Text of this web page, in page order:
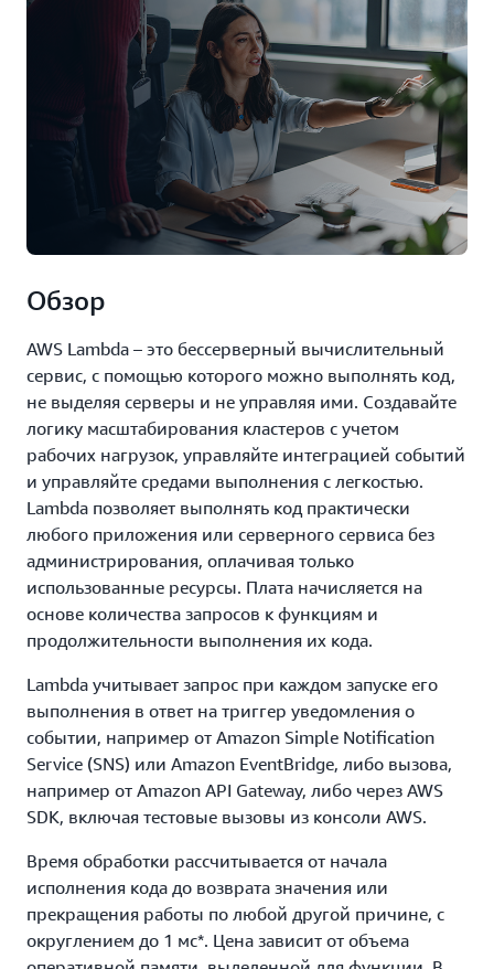
Обзор
AWS Lambda – это бессерверный вычислительный
сервис, с помощью которого можно выполнять код,
не выделяя серверы и не управляя ими. Создавайте
логику масштабирования кластеров с учетом
рабочих нагрузок, управляйте интеграцией событий
и управляйте средами выполнения с легкостью.
Lambda позволяет выполнять код практически
любого приложения или серверного сервиса без
администрирования, оплачивая только
использованные ресурсы. Плата начисляется на
основе количества запросов к функциям и
продолжительности выполнения их кода.
Lambda учитывает запрос при каждом запуске его
выполнения в ответ на триггер уведомления о
событии, например от Amazon Simple Notification
Service (SNS) или Amazon EventBridge, либо вызова,
например от Amazon API Gateway, либо через AWS
SDK, включая тестовые вызовы из консоли AWS.
Время обработки рассчитывается от начала
исполнения кода до возврата значения или
прекращения работы по любой другой причине, с
округлением до 1 мс*. Цена зависит от объема